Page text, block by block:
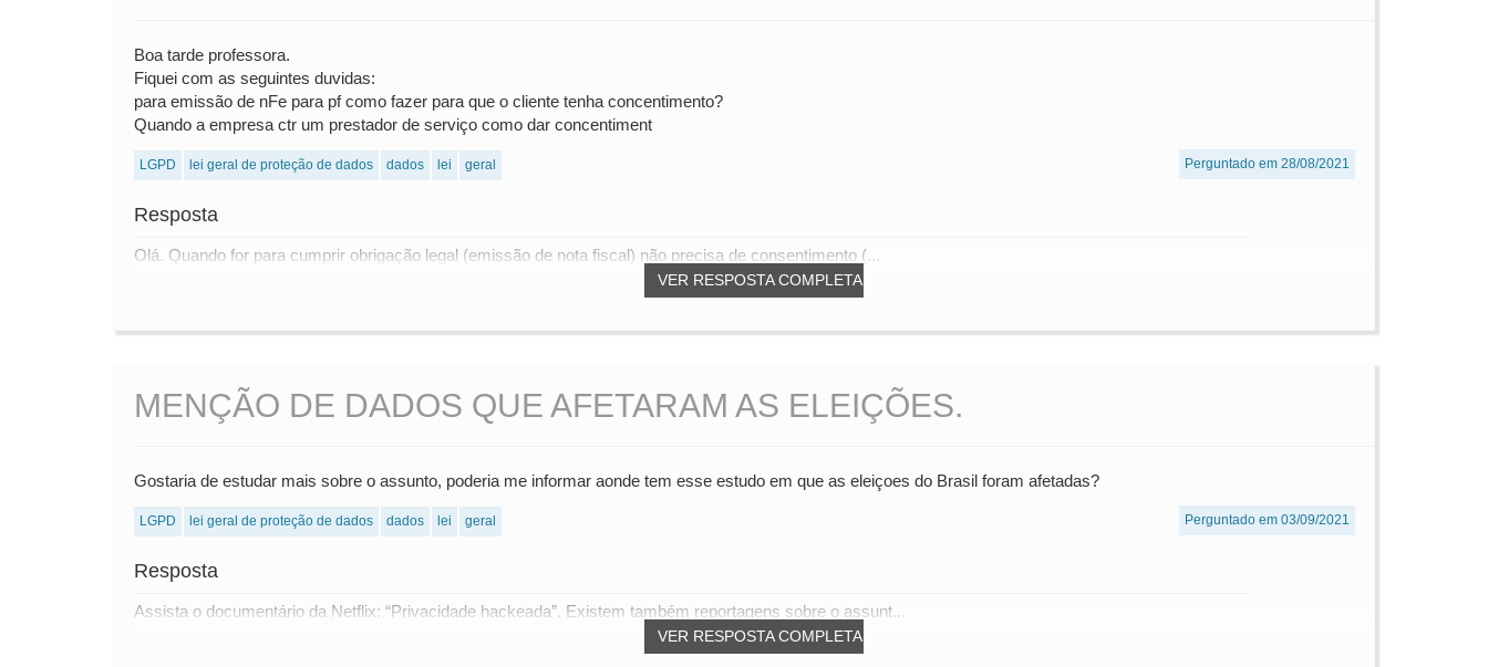
Boa tarde professora.
Fiquei com as seguintes duvidas:
para emissão de nFe para pf como fazer para que o cliente tenha concentimento?
Quando a empresa ctr um prestador de serviço como dar concentiment
LGPD lei geral de proteção de dados dados lei geral Perguntado em 28/08/2021
Resposta
VER RESPOSTA COMPLETA
Olá. Quando for para cumprir obrigação legal (emissão de nota fiscal) não precisa de consentimento (...
MENÇÃO DE DADOS QUE AFETARAM AS ELEIÇÕES.
Gostaria de estudar mais sobre o assunto, poderia me informar aonde tem esse estudo em que as eleiçoes do Brasil foram afetadas?
LGPD lei geral de proteção de dados dados lei geral Perguntado em 03/09/2021
Resposta
VER RESPOSTA COMPLETA
Assista o documentário da Netflix: “Privacidade hackeada”. Existem também reportagens sobre o assunt...